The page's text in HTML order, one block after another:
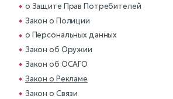
о Защите Прав Потребителей
Закон о Полиции
о Персональных данных
Закон об Оружии
Закон об ОСАГО
Закон о Рекламе
Закон о Связи